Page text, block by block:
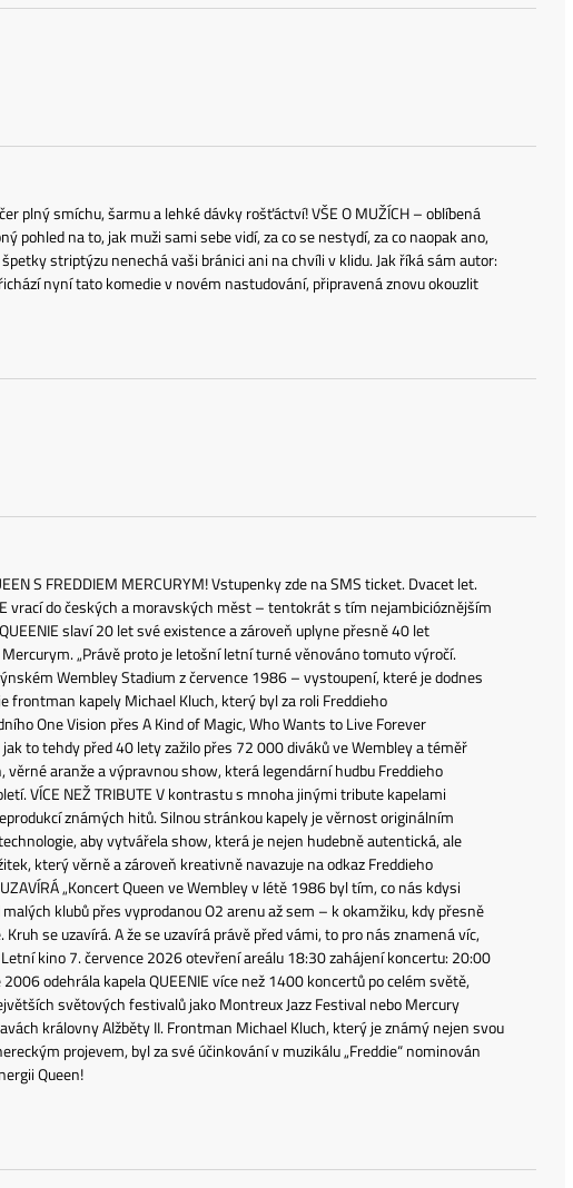
plný smíchu, šarmu a lehké dávky rošťáctví! VŠE O MUŽÍCH – oblíbená
na to, jak muži sami sebe vidí, za co se nestydí, za co naopak ano,
striptýzu nenechá vaši bránici ani na chvíli v klidu. Jak říká sám autor:
nyní tato komedie v novém nastudování, připravená znovu okouzlit
S FREDDIEM MERCURYM! Vstupenky zde na SMS ticket. Dvacet let.
vrací do českých a moravských měst – tentokrát s tím nejambicióznějším
slaví 20 let své existence a zároveň uplyne přesně 40 let
„Právě proto je letošní letní turné věnováno tomuto výročí.
Wembley Stadium z července 1986 – vystoupení, které je dodnes
frontman kapely Michael Kluch, který byl za roli Freddieho
One Vision přes A Kind of Magic, Who Wants to Live Forever
to tehdy před 40 lety zažilo přes 72 000 diváků ve Wembley a téměř
aranže a výpravnou show, která legendární hudbu Freddieho
VÍCE NEŽ TRIBUTE V kontrastu s mnoha jinými tribute kapelami
známých hitů. Silnou stránkou kapely je věrnost originálním
aby vytvářela show, která je nejen hudebně autentická, ale
který věrně a zároveň kreativně navazuje na odkaz Freddieho
„Koncert Queen ve Wembley v létě 1986 byl tím, co nás kdysi
klubů přes vyprodanou O2 arenu až sem – k okamžiku, kdy přesně
se uzavírá. A že se uzavírá právě před vámi, to pro nás znamená víc,
kino 7. července 2026 otevření areálu 18:30 zahájení koncertu: 20:00
odehrála kapela QUEENIE více než 1400 koncertů po celém světě,
světových festivalů jako Montreux Jazz Festival nebo Mercury
královny Alžběty II. Frontman Michael Kluch, který je známý nejen svou
projevem, byl za své účinkování v muzikálu „Freddie“ nominován
Queen!